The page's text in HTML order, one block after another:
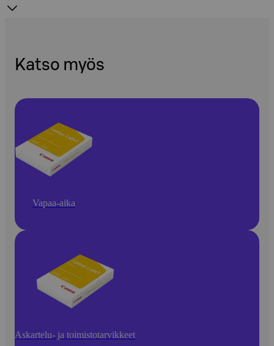
Katso myös
Vapaa-aika
Askartelu- ja toimistotarvikkeet